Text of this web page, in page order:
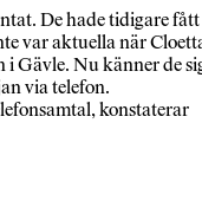
De hade tidigare fått
var aktuella när
i Gävle. Nu känner de
via telefon.
konstaterar